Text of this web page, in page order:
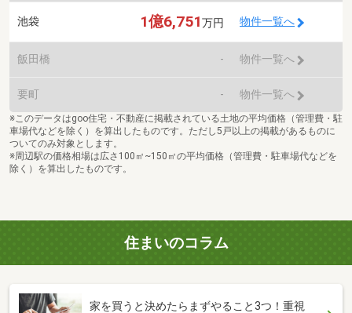
池袋 1億6,751万円 物件一覧へ
飯田橋 - 物件一覧へ
要町 - 物件一覧へ
※このデータはgoo住宅・不動産に掲載されている土地の平均価格（管理費・駐
車場代などを除く）を算出したものです。ただし5戸以上の掲載があるものに
ついてのみ対象とします。
※周辺駅の価格相場は広さ100㎡~150㎡の平均価格（管理費・駐車場代などを
除く）を算出したものです。
住まいのコラム
家を買うと決めたらまずやること3つ！重視